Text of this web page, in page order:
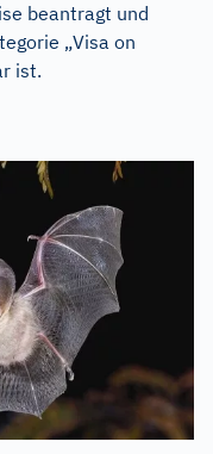
beantragt und
„Visa on
ist.